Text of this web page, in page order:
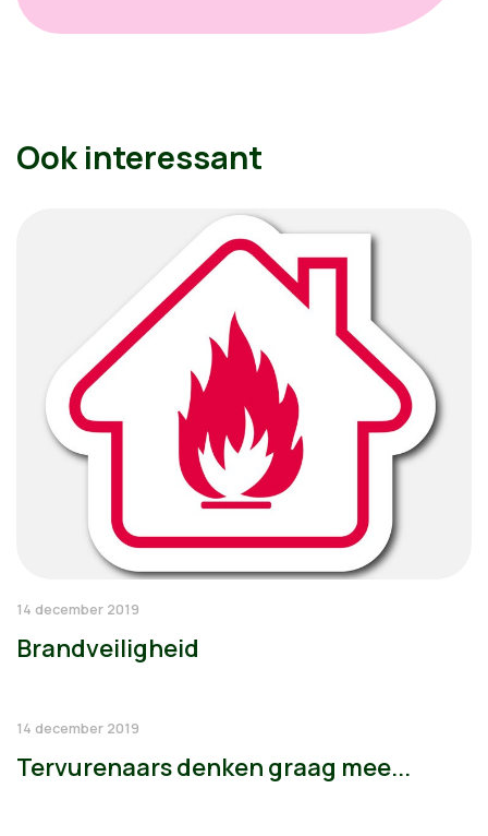
Ook interessant
14 december 2019
Brandveiligheid
14 december 2019
Tervurenaars denken graag mee...